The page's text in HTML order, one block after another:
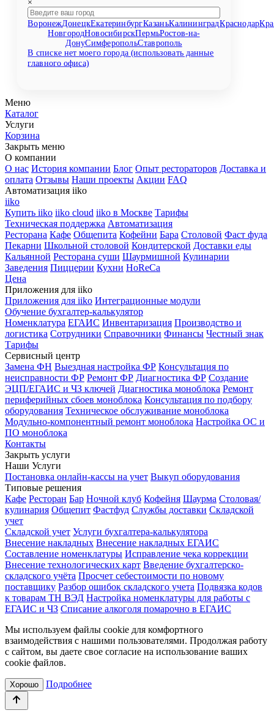
ВоронежДонецкЕкатеринбургКазаньКалининградКраснодар
НовгородНовосибирскПермьРостов-на-
ДонуСимферопольСтаврополь
В списке нет моего города (использовать данные
главного офиса)
Меню
Каталог
Услуги
Корзина
Закрыть меню
О компании
О нас История компании Блог Опыт рестораторов Доставка и
оплата Отзывы Наши проекты Акции FAQ
Автоматизация iiko
iiko
Купить iiko iiko cloud iiko в Москве Тарифы
Техническая поддержка Автоматизация
Ресторана Кафе Общепита Кофейни Бара Столовой Фаст фуда
Пекарни Школьной столовой Кондитерской Доставки еды
Кальянной Ресторана суши Шаурмишной Кулинарии
Заведения Пиццерии Кухни HoReCa
Цена
Приложения для iiko
Приложения для iiko Интеграционные модули
Обучение бухгалтер-калькулятор
Номенклатура ЕГАИС Инвентаризация Производство и
логистика Сотрудники Справочники Финансы Честный знак
Тарифы
Сервисный центр
Замена ФН Выездная настройка ФР Консультация по
неисправности ФР Ремонт ФР Диагностика ФР Создание
ЭЦП/ЕГАИС и ЧЗ ключей Диагностика моноблока Ремонт
периферийных сбоев моноблока Консультация по подбору
оборудования Техническое обслуживание моноблока
Модульно-компонентный ремонт моноблока Настройка ОС и
ПО моноблока
Контакты
Закрыть услуги
Наши Услуги
Постановка онлайн-кассы на учет Выкуп оборудования
Типовые решения
Кафе Ресторан Бар Ночной клуб Кофейня Шаурма Столовая/
кулинария Общепит Фастфуд Службы доставки Складской
учет
Складской учет Услуги бухгалтера-калькулятора
Внесение накладных Внесение накладных ЕГАИС
Составление номенклатуры Исправление чека коррекции
Внесение технологических карт Введение бухгалтерско-
складского учёта Просчет себестоимости по новому
поставщику Разбор ошибок складского учета Подвязка кодов
к товарам ТН ВЭД Настройка номенклатуры для работы с
ЕГАИС и ЧЗ Списание алкоголя помарочно в ЕГАИС
Мы используем файлы cookie для комфортного
взаимодействия с нашими пользователями. Продолжая работу
с сайтом, вы даете свое согласие на использование ваших
cookie файлов.
Хорошо Подробнее